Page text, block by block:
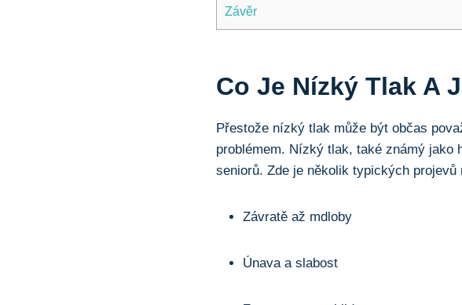
Závěr
Co Je Nízký Tlak A
Přestože nízký tlak může být občas
problémem. Nízký tlak, také známý jako
seniorů. Zde je několik typických
Závratě až mdloby
Únava a slabost